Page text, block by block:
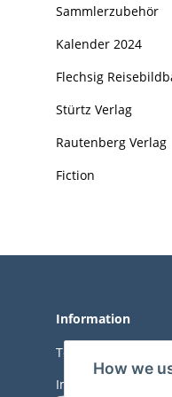
Sammlerzubehör
Kalender 2024
Flechsig
Stürtz Verlag
Rautenberg Verlag
Fiction
Information
Terms of Service
Imprint
How we